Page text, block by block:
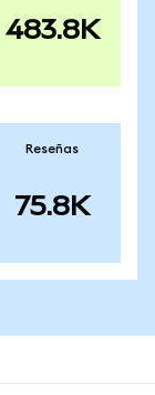
483.8K
Reseñas
75.8K